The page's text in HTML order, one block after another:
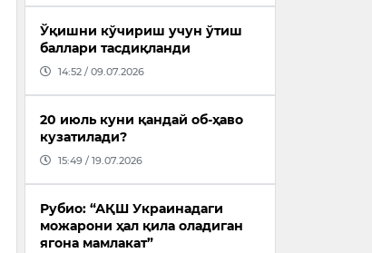
Ўқишни кўчириш учун ўтиш
баллари тасдиқланди
14:52 / 09.07.2026
20 июль куни қандай об-ҳаво
кузатилади?
15:49 / 19.07.2026
Рубио: “АҚШ Украинадаги
можарони ҳал қила оладиган
ягона мамлакат”